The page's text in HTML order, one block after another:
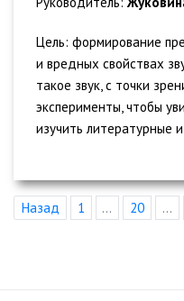
Цель: формирование
и вредных свойствах
такое звук, с точки
эксперименты, чтобы
изучить литературные
Назад 1 ... 20 ...